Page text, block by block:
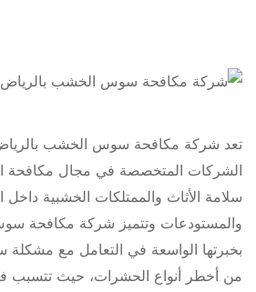
تعد شركة مكافحة سوس الخشب
الشركات المتخصصة في مجال مكافحة
سلامة الأثاث والممتلكات الخشبية داخل
والمستودعات وتتميز شركة مكافحة
بخبرتها الواسعة في التعامل مع
من أخطر أنواع الحشرات، حيث تتسبب